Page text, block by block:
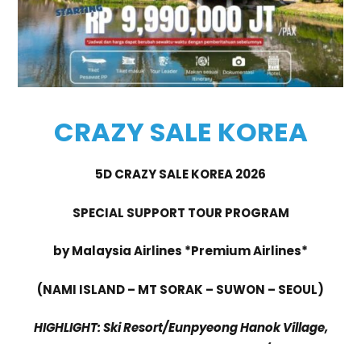
CRAZY SALE KOREA
5D CRAZY SALE KOREA 2026
SPECIAL SUPPORT TOUR PROGRAM
by Malaysia Airlines *Premium Airlines*
(NAMI ISLAND – MT SORAK – SUWON – SEOUL)
HIGHLIGHT: Ski Resort/Eunpyeong Hanok Village,